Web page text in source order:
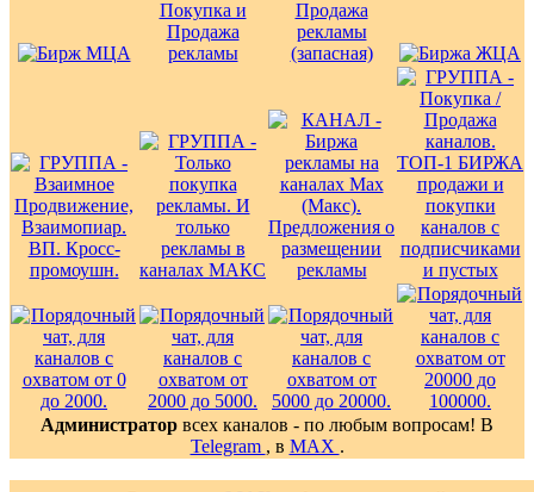
Администратор всех каналов - по любым вопросам! В
Telegram , в MAX .